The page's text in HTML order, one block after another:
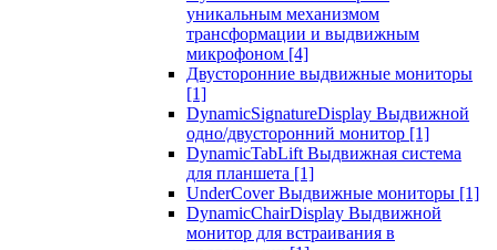
уникальным механизмом
трансформации и выдвижным
микрофоном [4]
Двусторонние выдвижные мониторы
[1]
DynamicSignatureDisplay Выдвижной
одно/двусторонний монитор [1]
DynamicTabLift Выдвижная система
для планшета [1]
UnderCover Выдвижные мониторы [1]
DynamicChairDisplay Выдвижной
монитор для встраивания в